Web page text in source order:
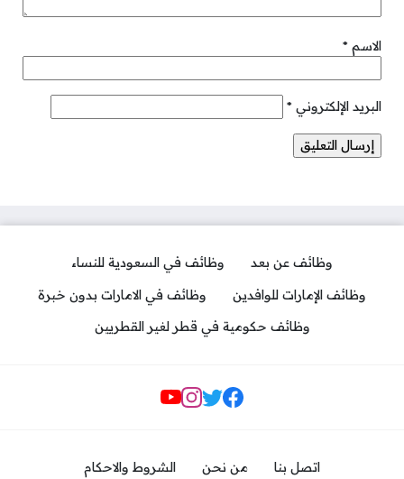
الاسم *
البريد الإلكتروني *
وظائف عن بعد
وظائف في السعودية للنساء
وظائف الإمارات للوافدين
وظائف في الامارات بدون خبرة
وظائف حكومية في قطر لغير القطريين
مواقع التواصل
اتصل بنا من نحن الشروط والاحكام